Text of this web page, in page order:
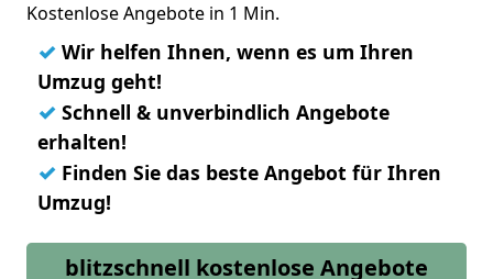
Kostenlose Angebote in 1 Min.
✓ Wir helfen Ihnen, wenn es um Ihren
Umzug geht!
✓ Schnell & unverbindlich Angebote
erhalten!
✓ Finden Sie das beste Angebot für Ihren
Umzug!
blitzschnell kostenlose Angebote